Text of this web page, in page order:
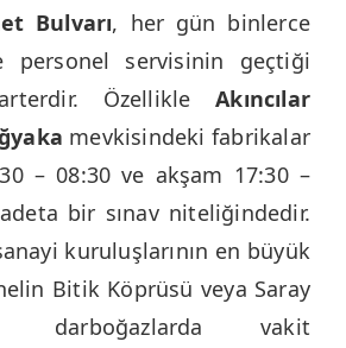
Bulvarı, her gün binlerce
personel servisinin geçtiği
ÖzellikleAkıncılar
mevkisindeki fabrikalar
– 08:30 ve akşam 17:30 –
bir sınav niteliğindedir.
kuruluşlarının en büyük
Bitik Köprüsü veya Saray
vakit